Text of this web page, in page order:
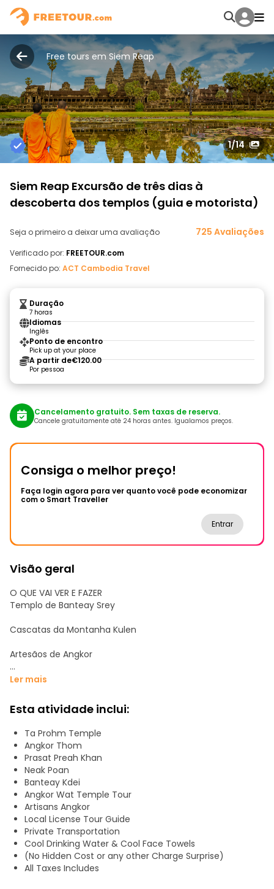
Free tours em Siem Reap
1/14
Siem Reap Excursão de três dias à
descoberta dos templos (guia e motorista)
Seja o primeiro a deixar uma avaliação 725 Avaliações
Verificado por: FREETOUR.com
Fornecido po: ACT Cambodia Travel
Duração
7 horas
Idiomas
Inglês
Ponto de encontro
Pick up at your place
A partir de€120.00
Por pessoa
Cancelamento gratuito. Sem taxas de reserva.
Cancele gratuitamente até 24 horas antes. Igualamos preços.
Consiga o melhor preço!
Faça login agora para ver quanto você pode economizar
com o Smart Traveller
Entrar
Visão geral
O QUE VAI VER E FAZER
Templo de Banteay Srey
Cascatas da Montanha Kulen
Artesãos de Angkor
Massagem tradicional Khmer
Templo de Angkor Wat
Angkor Thom e outros templos
Templo de Ta Prom
Complexo de templos do Grande Círculo
Templo de Preah Khan
Templo de Neak Poan
Sras Srong
Templo de Krovan
Ler mais
Esta atividade inclui:
Ta Prohm Temple
Angkor Thom
Prasat Preah Khan
Neak Poan
Banteay Kdei
Angkor Wat Temple Tour
Artisans Angkor
Local License Tour Guide
Private Transportation
Cool Drinking Water & Cool Face Towels
(No Hidden Cost or any other Charge Surprise)​​
All Taxes Includes